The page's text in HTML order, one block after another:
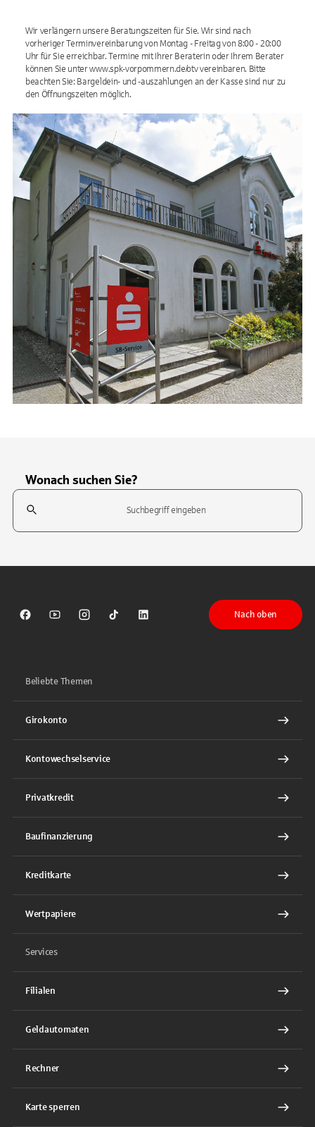
Wir verlängern unsere Beratungszeiten für Sie. Wir sind nach
vorheriger Terminvereinbarung von Montag - Freitag von 8:00 - 20:00
Uhr für Sie erreichbar. Termine mit Ihrer Beraterin oder Ihrem Berater
können Sie unter www.spk-vorpommern.de/otv vereinbaren. Bitte
beachten Sie: Bargeldein- und -auszahlungen an der Kasse sind nur zu
den Öffnungszeiten möglich.
Wonach suchen Sie?
Suchfeld
Sparkasse auf Facebook
Sparkasse auf Youtube
Sparkasse auf Instagram
Sparkasse auf TikTok
Sparkasse auf LinkedIn
Nach oben
Beliebte Themen
Girokonto
Kontowechselservice
Privatkredit
Baufinanzierung
Kreditkarte
Wertpapiere
Services
Filialen
Geldautomaten
Rechner
Karte sperren